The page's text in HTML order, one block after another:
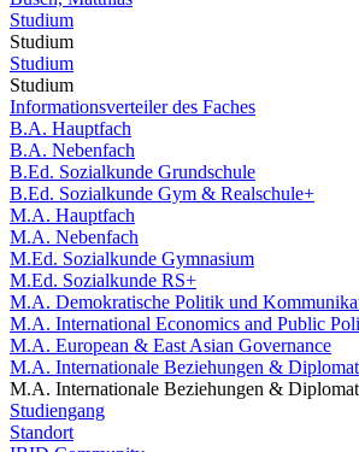
Studium
Studium
Studium
Studium
Informationsverteiler des Faches
B.A. Hauptfach
B.A. Nebenfach
B.Ed. Sozialkunde Grundschule
B.Ed. Sozialkunde Gym & Realschule+
M.A. Hauptfach
M.A. Nebenfach
M.Ed. Sozialkunde Gymnasium
M.Ed. Sozialkunde RS+
M.A. Demokratische Politik und
M.A. International Economics and Public
M.A. European & East Asian Governance
M.A. Internationale Beziehungen &
M.A. Internationale Beziehungen &
Studiengang
Standort